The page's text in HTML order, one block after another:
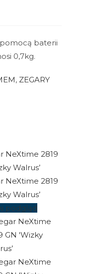
baterii
0,7kg.
, ZEGARY
podgląd